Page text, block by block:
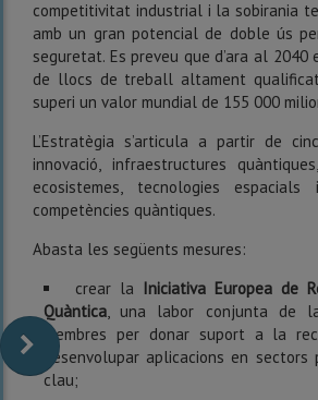
competitivitat industrial i la sobirania
amb un gran potencial de doble ús
seguretat. Es preveu que d’ara al
de llocs de treball altament
superi un valor mundial de 155 000
L’Estratègia s’articula a partir de
innovació, infraestructures
ecosistemes, tecnologies
competències quàntiques.
Abasta les següents mesures:
crear la Iniciativa Europea de
Quàntica, una labor conjunta de
membres per donar suport a la
desenvolupar aplicacions en
clau;